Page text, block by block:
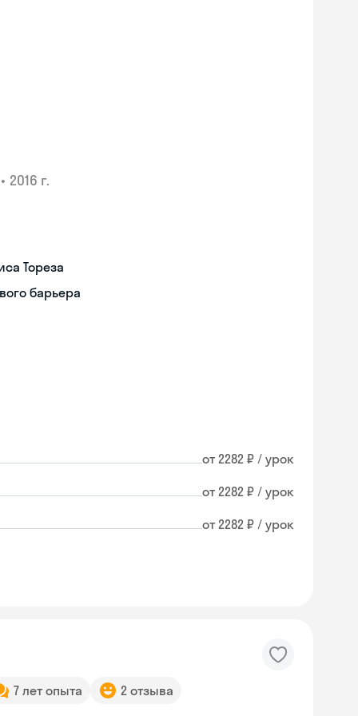
• 2016 г.
Тореза
барьера
от 2282 ₽ / урок
от 2282 ₽ / урок
от 2282 ₽ / урок
7 лет опыта 2 отзыва